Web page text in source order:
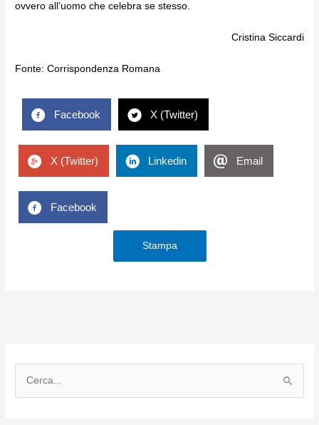
ovvero all’uomo che celebra se stesso.
Cristina Siccardi
Fonte:Corrispondenza Romana
Facebook X (Twitter)
X (Twitter) Linkedin Email
Facebook
Stampa